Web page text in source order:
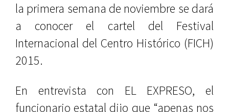
la primera semana de noviembre se dará
a conocer el cartel del Festival
Internacional del Centro Histórico (FICH)
2015.
En entrevista con EL EXPRESO, el
funcionario estatal dijo que “apenas nos